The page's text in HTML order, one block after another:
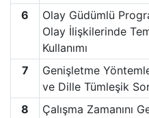
6
Olay Güdümlü
Olay İlişkilerinde
Kullanımı
7
Genişletme
ve Dille Tümleşik
8
Çalışma Zamanını